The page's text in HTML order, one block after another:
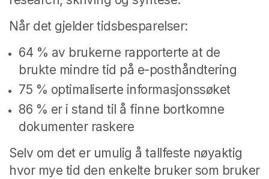
Når det gjelder tidsbesparelser:
64 % av brukerne rapporterte at de
brukte mindre tid på e-posthåndtering
75 % optimaliserte informasjonssøket
86 % er i stand til å finne bortkomne
dokumenter raskere
Selv om det er umulig å tallfeste nøyaktig
hvor mye tid den enkelte bruker som bruker